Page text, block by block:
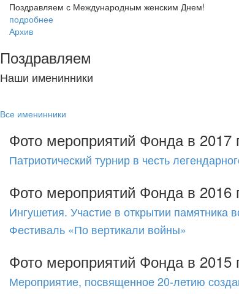
Поздравляем с Международным женским Днем!
подробнее
Архив
Поздравляем
Наши именинники
Все именинники
Фото мероприятий Фонда в 2017
Патриотический турнир в честь
Фото мероприятий Фонда в 2016
Ингушетия. Участие в открытии памятника
Фестиваль «По вертикали войны»
Фото мероприятий Фонда в 2015
Мероприятие, посвященное 20-летию